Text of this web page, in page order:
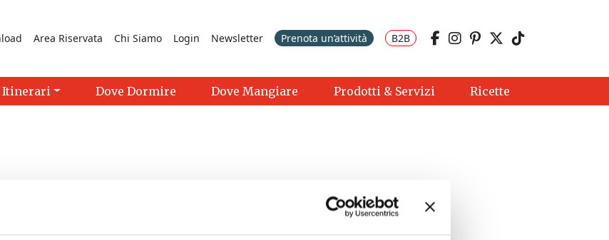
Area Riservata Chi Siamo Login Newsletter Prenota un’attività B2B
Itinerari Dove Dormire Dove Mangiare Prodotti & Servizi Ricette